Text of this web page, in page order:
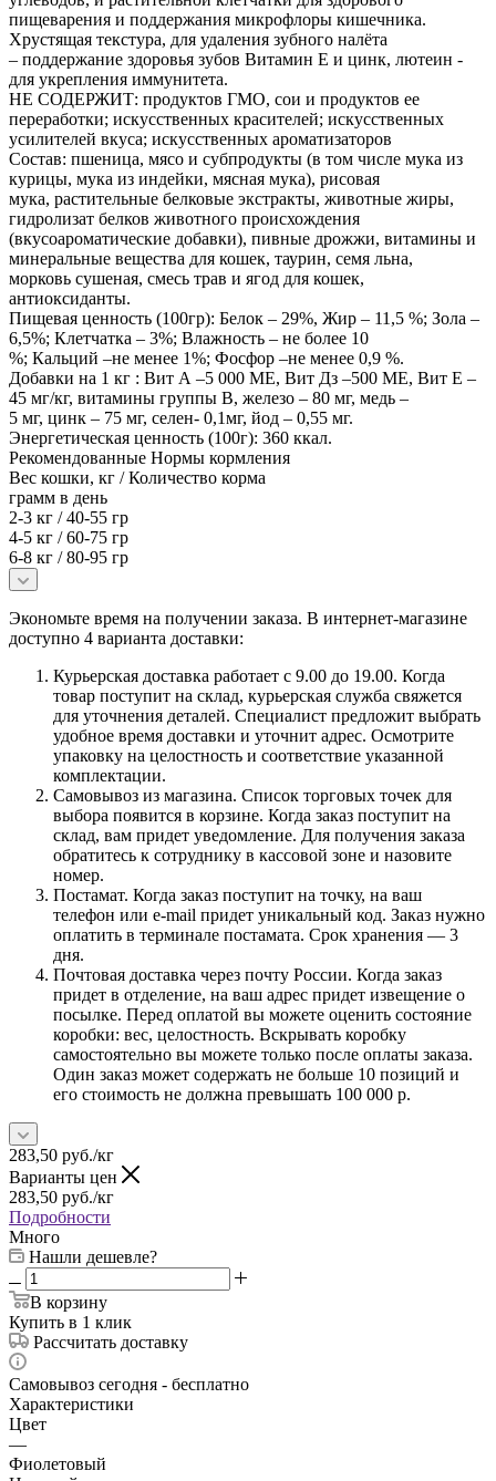
пищеварения и поддержания микрофлоры кишечника.
Хрустящая текстура, для удаления зубного налёта
– поддержание здоровья зубов Витамин Е и цинк, лютеин -
для укрепления иммунитета.
НЕ СОДЕРЖИТ: продуктов ГМО, сои и продуктов ее
переработки; искусственных красителей; искусственных
усилителей вкуса; искусственных ароматизаторов
Состав: пшеница, мясо и субпродукты (в том числе мука из
курицы, мука из индейки, мясная мука), рисовая
мука, растительные белковые экстракты, животные жиры,
гидролизат белков животного происхождения
(вкусоароматические добавки), пивные дрожжи, витамины и
минеральные вещества для кошек, таурин, семя льна,
морковь сушеная, смесь трав и ягод для кошек,
антиоксиданты.
Пищевая ценность (100гр): Белок – 29%, Жир – 11,5 %; Зола –
6,5%; Клетчатка – 3%; Влажность – не более 10
%; Кальций –не менее 1%; Фосфор –не менее 0,9 %.
Добавки на 1 кг : Вит А –5 000 МЕ, Вит Дз –500 МЕ, Вит Е –
45 мг/кг, витамины группы В, железо – 80 мг, медь –
5 мг, цинк – 75 мг, селен- 0,1мг, йод – 0,55 мг.
Энергетическая ценность (100г): 360 ккал.
Рекомендованные Нормы кормления
Вес кошки, кг / Количество корма
грамм в день
2-3 кг / 40-55 гр
4-5 кг / 60-75 гр
6-8 кг / 80-95 гр
Экономьте время на получении заказа. В интернет-магазине
доступно 4 варианта доставки:
Курьерская доставка работает с 9.00 до 19.00. Когда
товар поступит на склад, курьерская служба свяжется
для уточнения деталей. Специалист предложит выбрать
удобное время доставки и уточнит адрес. Осмотрите
упаковку на целостность и соответствие указанной
комплектации.
Самовывоз из магазина. Список торговых точек для
выбора появится в корзине. Когда заказ поступит на
склад, вам придет уведомление. Для получения заказа
обратитесь к сотруднику в кассовой зоне и назовите
номер.
Постамат. Когда заказ поступит на точку, на ваш
телефон или e-mail придет уникальный код. Заказ нужно
оплатить в терминале постамата. Срок хранения — 3
дня.
Почтовая доставка через почту России. Когда заказ
придет в отделение, на ваш адрес придет извещение о
посылке. Перед оплатой вы можете оценить состояние
коробки: вес, целостность. Вскрывать коробку
самостоятельно вы можете только после оплаты заказа.
Один заказ может содержать не больше 10 позиций и
его стоимость не должна превышать 100 000 р.
283,50 руб./кг
Варианты цен
283,50 руб./кг
Подробности
Много
Нашли дешевле?
В корзину
Купить в 1 клик
Рассчитать доставку
Самовывоз сегодня - бесплатно
Характеристики
Цвет
—
Фиолетовый